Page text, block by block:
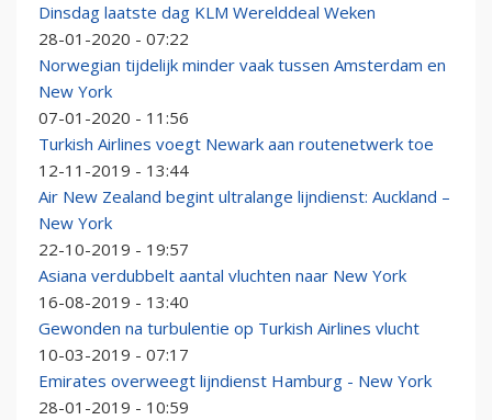
Dinsdag laatste dag KLM Werelddeal Weken
28-01-2020 - 07:22
Norwegian tijdelijk minder vaak tussen Amsterdam en
New York
07-01-2020 - 11:56
Turkish Airlines voegt Newark aan routenetwerk toe
12-11-2019 - 13:44
Air New Zealand begint ultralange lijndienst: Auckland –
New York
22-10-2019 - 19:57
Asiana verdubbelt aantal vluchten naar New York
16-08-2019 - 13:40
Gewonden na turbulentie op Turkish Airlines vlucht
10-03-2019 - 07:17
Emirates overweegt lijndienst Hamburg - New York
28-01-2019 - 10:59